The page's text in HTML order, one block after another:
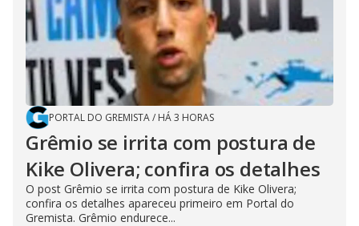
PORTAL DO GREMISTA/ HÁ 3 HORAS
Grêmio se irrita com postura de
Kike Olivera; confira os detalhes
O post Grêmio se irrita com postura de Kike Olivera;
confira os detalhes apareceu primeiro em Portal do
Gremista. Grêmio endurece...